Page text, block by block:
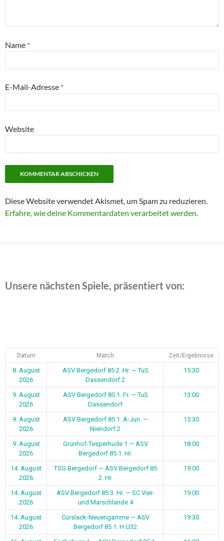
Name *
E-Mail-Adresse *
Website
Diese Website verwendet Akismet, um Spam zu reduzieren.
Erfahre, wie deine Kommentardaten verarbeitet werden.
Unsere nächsten Spiele, präsentiert von:
Datum Match Zeit/Ergebnisse
8. August
2026
ASV Bergedorf 85 2. Hr. — TuS
Dassendorf 2
15:30
9. August
2026
ASV Bergedorf 85 1. Fr. — TuS
Dassendorf
13:00
9. August
2026
ASV Bergedorf 85 1. A-Jun. —
Niendorf 2
15:30
9. August
2026
Grünhof-Tesperhude 1 — ASV
Bergedorf 85 1. Hr.
18:00
14. August
2026
TSG Bergedorf — ASV Bergedorf 85
2. Hr.
19:00
14. August
2026
ASV Bergedorf 85 3. Hr. — SC Vier-
und Marschlande 4
19:00
14. August
2026
Curslack-Neuengamme — ASV
Bergedorf 85 1. H Ü32
19:30